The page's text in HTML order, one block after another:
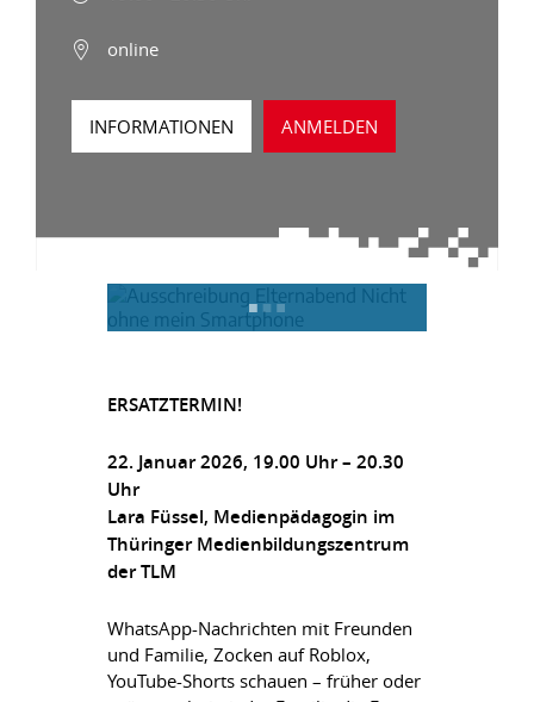
online
INFORMATIONEN ANMELDEN
ERSATZTERMIN!
22. Januar 2026, 19.00 Uhr – 20.30
Uhr
Lara Füssel, Medienpädagogin im
Thüringer Medienbildungszentrum
der TLM
WhatsApp-Nachrichten mit Freunden
und Familie, Zocken auf Roblox,
YouTube-Shorts schauen – früher oder